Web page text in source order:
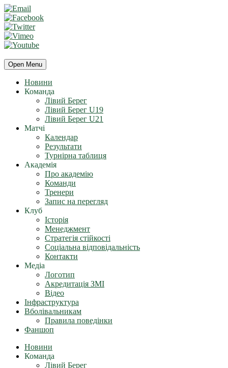
Open Menu
Новини
Команда
Лівий Берег
Лівий Берег U19
Лівий Берег U21
Матчі
Календар
Результати
Турнірна таблиця
Академія
Про академію
Команди
Тренери
Запис на перегляд
Клуб
Історія
Менеджмент
Стратегія стійкості
Соціальна відповідальність
Контакти
Медіа
Логотип
Акредитація ЗМІ
Відео
Інфраструктура
Вболівальникам
Правила поведінки
Фаншоп
Новини
Команда
Лівий Берег